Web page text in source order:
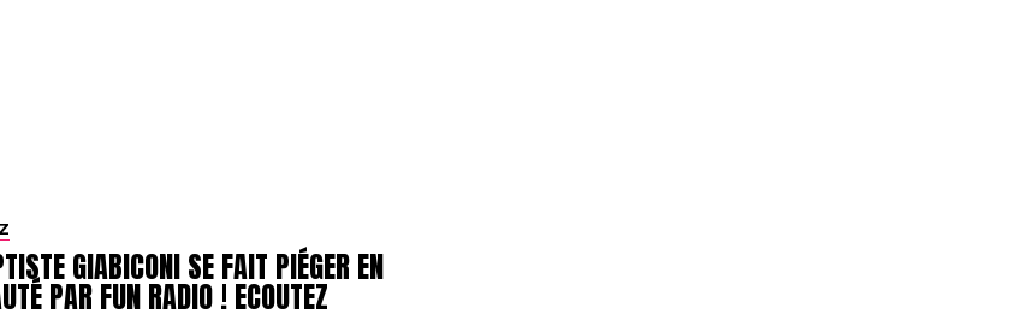
GIABICONI SE FAIT PIÉGER EN
PAR FUN RADIO ! ECOUTEZ